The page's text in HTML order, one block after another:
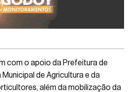
com o apoio da Prefeitura de
de Agricultura e da
além da mobilização da